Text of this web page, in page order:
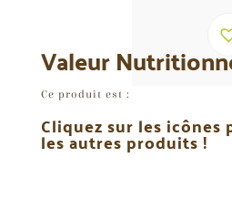
Valeur
Ce produit est :
Cliquez sur les
les autres produits !